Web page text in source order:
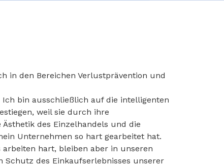
in den Bereichen Verlustprävention und
bin ausschließlich auf die intelligenten
weil sie durch ihre
des Einzelhandels und die
Unternehmen so hart gearbeitet hat.
arbeiten hart, bleiben aber in unseren
des Einkaufserlebnisses unserer